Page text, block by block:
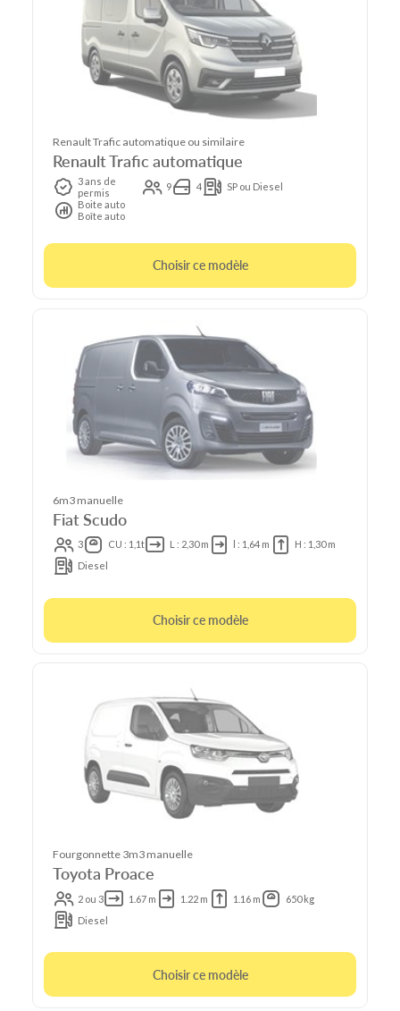
Renault Trafic automatique ou similaire
Renault Trafic automatique
3 ans de
permis
9 4
SP ou Diesel
Boite auto
Boîte auto
Choisir ce modèle
6m3 manuelle
Fiat Scudo
3 CU : 1,1t L : 2,30 m l : 1,64 m
H : 1,30 m
Diesel
Choisir ce modèle
Fourgonnette 3m3 manuelle
Toyota Proace
2 ou 3 1.67 m 1.22 m 1.16 m
650 kg
Diesel
Choisir ce modèle